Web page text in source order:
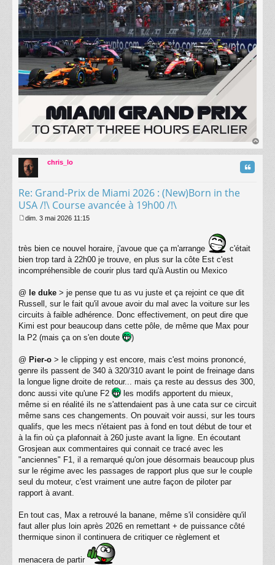
au
chris_lo
Re: Grand-Prix de Miami 2026 : (New)Born in the
USA /!\ Course avancée à 19h00 /!\
Citation
s
s
a
g
dim. 3 mai 2026 11:15
très bien ce nouvel horaire, j'avoue que ça m'arrange
c'était
bien trop tard à 22h00 je trouve, en plus sur la côte Est c'est
incompréhensible de courir plus tard qu'à Austin ou Mexico
@ le duke > je pense que tu as vu juste et ça rejoint ce que dit
Russell, sur le fait qu'il avoue avoir du mal avec la voiture sur les
circuits à faible adhérence. Donc effectivement, on peut dire que
Kimi est pour beaucoup dans cette pôle, de même que Max pour
la P2 (mais ça on s'en doute
)
@ Pier-o > le clipping y est encore, mais c'est moins prononcé,
genre ils passent de 340 à 320/310 avant le point de freinage dans
la longue ligne droite de retour... mais ça reste au dessus des 300,
donc aussi vite qu'une F2
les modifs apportent du mieux,
même si en réalité ils ne s'attendaient pas à une cata sur ce circuit
même sans ces changements. On pouvait voir aussi, sur les tours
qualifs, que les mecs n'étaient pas à fond en tout début de tour et
à la fin où ça plafonnait à 260 juste avant la ligne. En écoutant
Grosjean aux commentaires qui connait ce tracé avec les
"anciennes" F1, il a remarqué qu'on joue désormais beaucoup plus
sur le régime avec les passages de rapport plus que sur le couple
seul du moteur, c'est vraiment une autre façon de piloter par
rapport à avant.
En tout cas, Max a retrouvé la banane, même s'il considère qu'il
faut aller plus loin après 2026 en remettant + de puissance côté
thermique sinon il continuera de critiquer ce règlement et
menacera de partir